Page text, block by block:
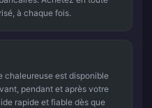
à chaque fois.
chaleureuse est disponible
pendant et après votre
rapide et fiable dès que